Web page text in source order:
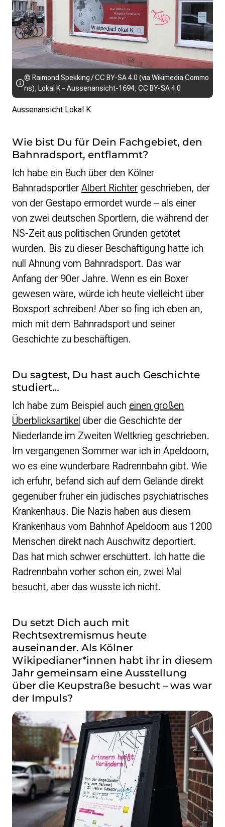
© Raimond Spekking / CC BY-SA 4.0 (via Wikimedia Commo
ns), Lokal K – Aussenansicht-1694, CC BY-SA 4.0
Aussenansicht Lokal K
Wie bist Du für Dein Fachgebiet, den
Bahnradsport, entflammt?
Ich habe ein Buch über den Kölner
Bahnradsportler Albert Richter geschrieben, der
von der Gestapo ermordet wurde – als einer
von zwei deutschen Sportlern, die während der
NS-Zeit aus politischen Gründen getötet
wurden. Bis zu dieser Beschäftigung hatte ich
null Ahnung vom Bahnradsport. Das war
Anfang der 90er Jahre. Wenn es ein Boxer
gewesen wäre, würde ich heute vielleicht über
Boxsport schreiben! Aber so fing ich eben an,
mich mit dem Bahnradsport und seiner
Geschichte zu beschäftigen.
Du sagtest, Du hast auch Geschichte
studiert…
Ich habe zum Beispiel auch einen großen
Überblicksartikel über die Geschichte der
Niederlande im Zweiten Weltkrieg geschrieben.
Im vergangenen Sommer war ich in Apeldoorn,
wo es eine wunderbare Radrennbahn gibt. Wie
ich erfuhr, befand sich auf dem Gelände direkt
gegenüber früher ein jüdisches psychiatrisches
Krankenhaus. Die Nazis haben aus diesem
Krankenhaus vom Bahnhof Apeldoorn aus 1200
Menschen direkt nach Auschwitz deportiert.
Das hat mich schwer erschüttert. Ich hatte die
Radrennbahn vorher schon ein, zwei Mal
besucht, aber das wusste ich nicht.
Du setzt Dich auch mit
Rechtsextremismus heute
auseinander. Als Kölner
Wikipedianer*innen habt ihr in diesem
Jahr gemeinsam eine Ausstellung
über die Keupstraße besucht – was war
der Impuls?